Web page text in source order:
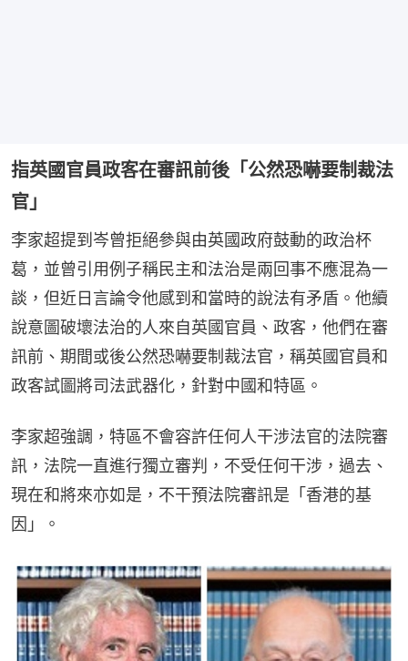
指英國官員政客在審訊前後「公然恐嚇要制裁法
官」
李家超提到岑曾拒絕參與由英國政府鼓動的政治杯
葛，並曾引用例子稱民主和法治是兩回事不應混為一
談，但近日言論令他感到和當時的說法有矛盾。他續
說意圖破壞法治的人來自英國官員、政客，他們在審
訊前、期間或後公然恐嚇要制裁法官，稱英國官員和
政客試圖將司法武器化，針對中國和特區。
李家超強調，特區不會容許任何人干涉法官的法院審
訊，法院一直進行獨立審判，不受任何干涉，過去、
現在和將來亦如是，不干預法院審訊是「香港的基
因」。